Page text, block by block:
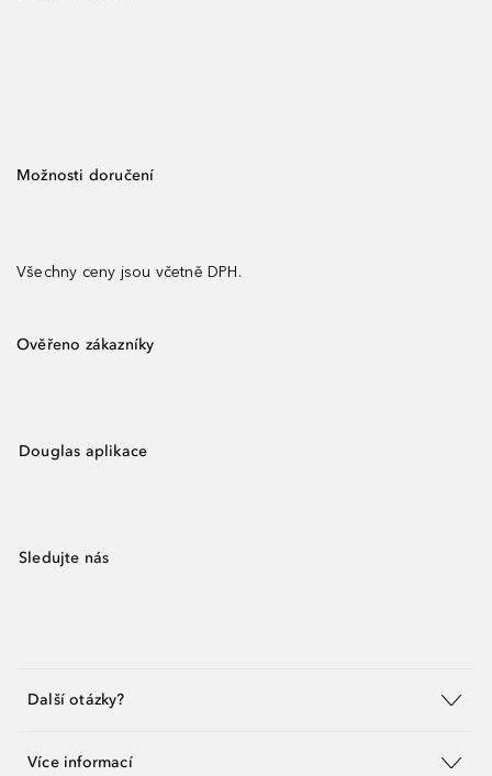
Možnosti doručení
Všechny ceny jsou včetně DPH.
Ověřeno zákazníky
Douglas aplikace
Sledujte nás
Další otázky?
Více informací